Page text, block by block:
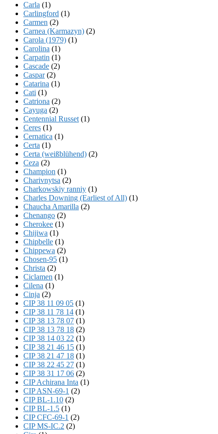
Carla (1)
Carlingford (1)
Carmen (2)
Carnea (Karmazyn) (2)
Carola (1979) (1)
Carolina (1)
Carpatin (1)
Cascade (2)
Caspar(2)
Catarina (1)
Cati (1)
Catriona (2)
Cayuga (2)
Centennial Russet (1)
Ceres (1)
Cernatica (1)
Certa (1)
Certa (weißblühend) (2)
Ceza (2)
Champion (1)
Charivnytsa (2)
Charkowskiy ranniy (1)
Charles Downing (Earliest of All) (1)
Chaucha Amarilla (2)
Chenango (2)
Cherokee (1)
Chijiwa (1)
Chipbelle (1)
Chippewa (2)
Chosen-95 (1)
Christa (2)
Ciclamen (1)
Cilena (1)
Cinja (2)
CIP 38 11 09 05 (1)
CIP 38 11 78 14 (1)
CIP 38 13 78 07 (1)
CIP 38 13 78 18 (2)
CIP 38 14 03 22 (1)
CIP 38 21 46 15 (1)
CIP 38 21 47 18 (1)
CIP 38 22 45 27 (1)
CIP 38 31 17 06 (2)
CIP Achirana Inta (1)
CIP ASN-69-1 (2)
CIP BL-1.10 (2)
CIP BL-1.5 (1)
CIP CFC-69-1 (2)
CIP MS-IC.2 (2)